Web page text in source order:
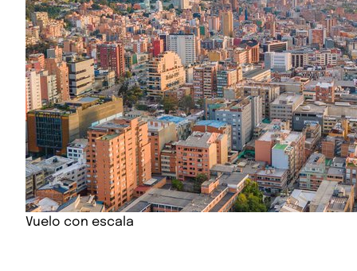
Vuelo con escala